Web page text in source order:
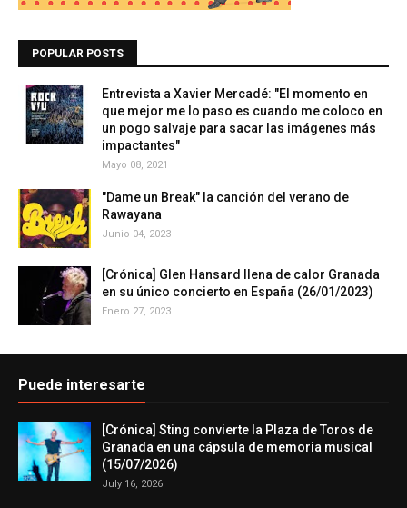
POPULAR POSTS
Entrevista a Xavier Mercadé: "El momento en
que mejor me lo paso es cuando me coloco en
un pogo salvaje para sacar las imágenes más
impactantes"
Mayo 08, 2021
"Dame un Break" la canción del verano de
Rawayana
Junio 04, 2023
[Crónica] Glen Hansard llena de calor Granada
en su único concierto en España (26/01/2023)
Enero 27, 2023
Puede interesarte
[Crónica] Sting convierte la Plaza de Toros de
Granada en una cápsula de memoria musical
(15/07/2026)
July 16, 2026